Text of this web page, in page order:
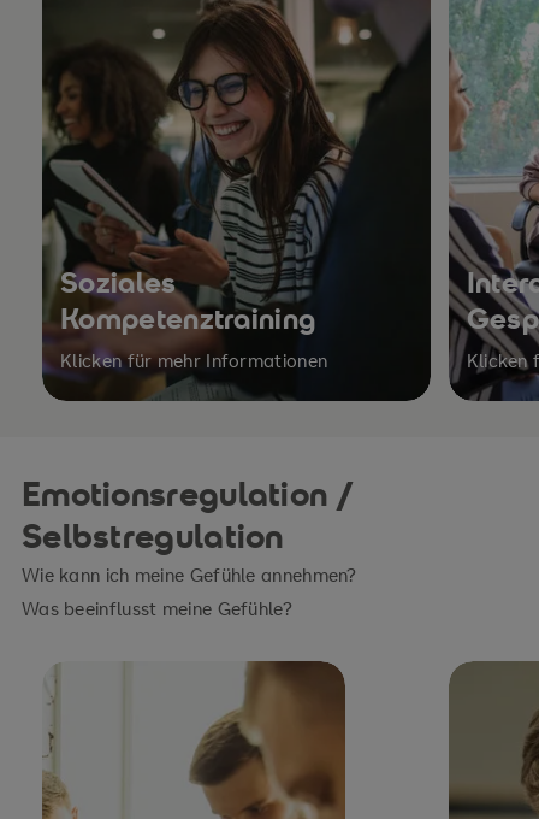
Soziales
Kompetenztraining
Klicken für mehr Informationen Klicken
Emotionsregulation /
Selbstregulation
Wie kann ich meine Gefühle annehmen?
Was beeinflusst meine Gefühle?